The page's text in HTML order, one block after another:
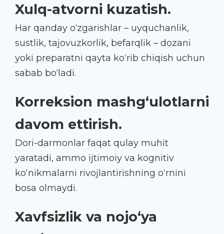
Xulq-atvorni kuzatish.
Har qanday o‘zgarishlar – uyquchanlik,
sustlik, tajovuzkorlik, befarqlik – dozani
yoki preparatni qayta ko‘rib chiqish uchun
sabab bo‘ladi.
Korreksion mashg‘ulotlarni
davom ettirish.
Dori-darmonlar faqat qulay muhit
yaratadi, ammo ijtimoiy va kognitiv
ko‘nikmalarni rivojlantirishning o‘rnini
bosa olmaydi.
Xavfsizlik va nojo‘ya